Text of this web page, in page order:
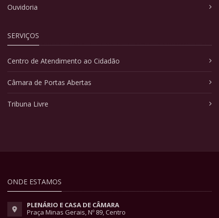
Ouvidoria
SERVIÇOS
Centro de Atendimento ao Cidadão
Câmara de Portas Abertas
Tribuna Livre
ONDE ESTAMOS
PLENÁRIO E CASA DE CÂMARA
Praça Minas Gerais, Nº 89, Centro